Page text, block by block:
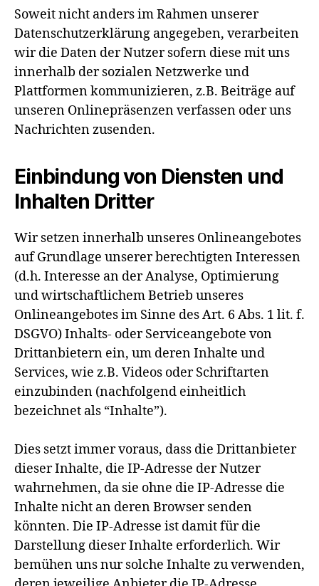
Soweit nicht anders im Rahmen unserer
Datenschutzerklärung angegeben, verarbeiten
wir die Daten der Nutzer sofern diese mit uns
innerhalb der sozialen Netzwerke und
Plattformen kommunizieren, z.B. Beiträge auf
unseren Onlinepräsenzen verfassen oder uns
Nachrichten zusenden.
Einbindung von Diensten und
Inhalten Dritter
Wir setzen innerhalb unseres Onlineangebotes
auf Grundlage unserer berechtigten Interessen
(d.h. Interesse an der Analyse, Optimierung
und wirtschaftlichem Betrieb unseres
Onlineangebotes im Sinne des Art. 6 Abs. 1 lit. f.
DSGVO) Inhalts- oder Serviceangebote von
Drittanbietern ein, um deren Inhalte und
Services, wie z.B. Videos oder Schriftarten
einzubinden (nachfolgend einheitlich
bezeichnet als “Inhalte”).
Dies setzt immer voraus, dass die Drittanbieter
dieser Inhalte, die IP-Adresse der Nutzer
wahrnehmen, da sie ohne die IP-Adresse die
Inhalte nicht an deren Browser senden
könnten. Die IP-Adresse ist damit für die
Darstellung dieser Inhalte erforderlich. Wir
bemühen uns nur solche Inhalte zu verwenden,